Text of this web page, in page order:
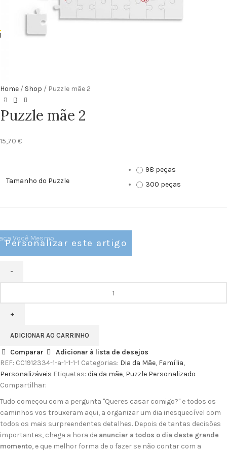
Home / Shop / Puzzle mãe 2
Puzzle mãe 2
15,70 €
Tamanho do Puzzle
98 peças
300 peças
Personalizar este artigo
ADICIONAR AO CARRINHO
Comparar
Adicionar à lista de desejos
REF: CC1912334-1-a-1-1-1-1 Categorias: Dia da Mãe, Família,
Personalizáveis Etiquetas: dia da mãe, Puzzle Personalizado
Compartilhar:
Tudo começou com a pergunta "Queres casar comigo?" e todos os
caminhos vos trouxeram aqui, a organizar um dia inesquecível com
todos os mais surpreendentes detalhes. Depois de tantas decisões
importantes, chega a hora de anunciar a todos o dia deste grande
momento, e que melhor forma de o fazer se não contar com a
Lembranças
Topos de Bolo
PERSONALIZÁVEIS
Você Mesmo